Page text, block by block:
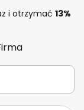
i otrzymać 13%